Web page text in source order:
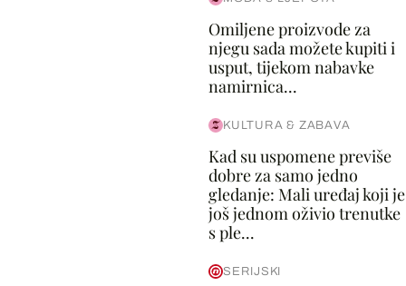
Omiljene proizvode za
njegu sada možete kupiti i
usput, tijekom nabavke
namirnica...
KULTURA & ZABAVA
Kad su uspomene previše
dobre za samo jedno
gledanje: Mali uređaj koji je
još jednom oživio trenutke
s ple...
SERIJSKI